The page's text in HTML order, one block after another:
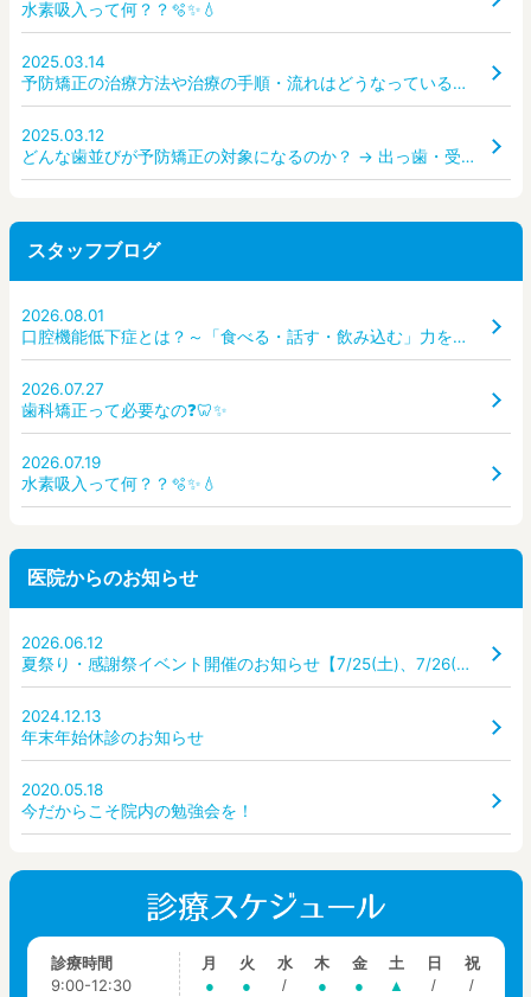
水素吸入って何？？🫧✨💧
2025.03.14
予防矯正の治療方法や治療の手順・流れはどうなっているのか？ どんな装置を使うのか？
2025.03.12
どんな歯並びが予防矯正の対象になるのか？ → 出っ歯・受け口・ガタガタ・すきっ歯など、どんな状態なら受診すべき？
スタッフブログ
2026.08.01
口腔機能低下症とは？～「食べる・話す・飲み込む」力を守るために～
2026.07.27
歯科矯正って必要なの❓🦷✨
2026.07.19
水素吸入って何？？🫧✨💧
医院からのお知らせ
2026.06.12
夏祭り・感謝祭イベント開催のお知らせ【7/25(土)、7/26(日)】
2024.12.13
年末年始休診のお知らせ
2020.05.18
今だからこそ院内の勉強会を！
診療時間
9:00-12:30
月
●
火
●
水
/
木
●
金
●
土
▲
日
/
祝
/